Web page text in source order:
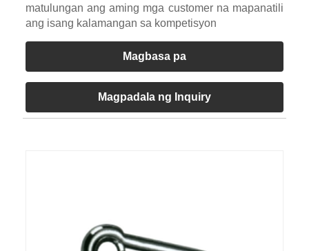
matulungan ang aming mga customer na mapanatili
ang isang kalamangan sa kompetisyon
Magbasa pa
Magpadala ng Inquiry